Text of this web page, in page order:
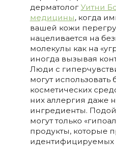
дерматолог Уитни
медицины, когда
вашей кожи
нацеливается на
молекулы как на
иногда вызывая
Люди с
могут использовать
косметических
них аллергия даже
ингредиенты.
могут только
продукты, которые
идентифицируемых